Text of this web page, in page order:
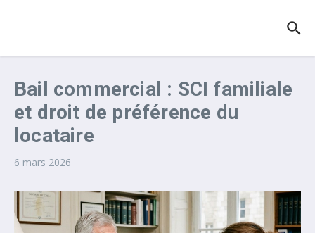
Bail commercial : SCI familiale
et droit de préférence du
locataire
6 mars 2026